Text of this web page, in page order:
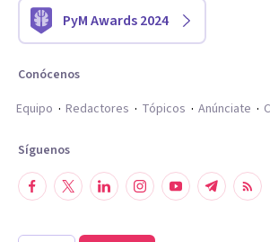
PyM Awards 2024
Conócenos
Equipo
Redactores Tópicos Anúnciate
Síguenos